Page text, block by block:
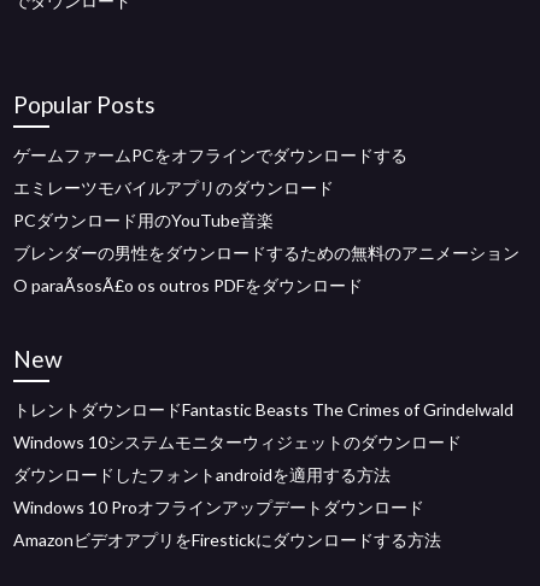
Popular Posts
ゲームファームPCをオフラインでダウンロードする
エミレーツモバイルアプリのダウンロード
PCダウンロード用のYouTube音楽
ブレンダーの男性をダウンロードするための無料のアニメーション
O paraÃ­sosÃ£o os outros PDFをダウンロード
New
トレントダウンロードFantastic Beasts The Crimes of Grindelwald
Windows 10システムモニターウィジェットのダウンロード
ダウンロードしたフォントandroidを適用する方法
Windows 10 Proオフラインアップデートダウンロード
AmazonビデオアプリをFirestickにダウンロードする方法